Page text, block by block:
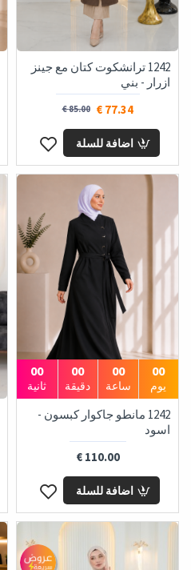
1242 ترانشكوت كتان مع جينز
ازرار - بني
77.34 €
85.00 €
اضافة للسلة
00
يوم
00
ساعة
00
دقيقة
00
ثانية
1242 مانطو جاكوار كبسون -
اسود
110.00 €
اضافة للسلة